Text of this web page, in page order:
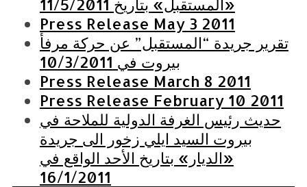
«المستقبل» بتاريخ 11/5/2011
Press Release May 3 2011
تقرير جريدة “المستقبل” عن حركة مرفأ
بيروت في 10/3/2011
Press Release March 8 2011
Press Release February 10 2011
حديث رئيس الغرفة الدولية للملاحة في
بيروت السيد ايلي زخور الى جريدة
«الديار» بتاريخ الأحد الواقع في
16/1/2011
o
r
: